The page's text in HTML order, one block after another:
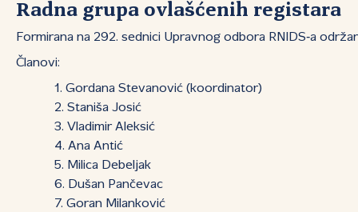
Radna grupa ovlašćenih registara
Formirana na 292. sednici Upravnog odbora RNIDS‑a
Članovi:
Gordana Stevanović (koordinator)
Staniša Josić
Vladimir Aleksić
Ana Antić
Milica Debeljak
Dušan Pančevac
Goran Milanković